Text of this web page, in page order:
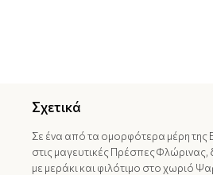
Σχετικά
Σε ένα από τα ομορφότερα μέρη της
στις μαγευτικές Πρέσπες
με μεράκι και φιλότιμο στο χωριό